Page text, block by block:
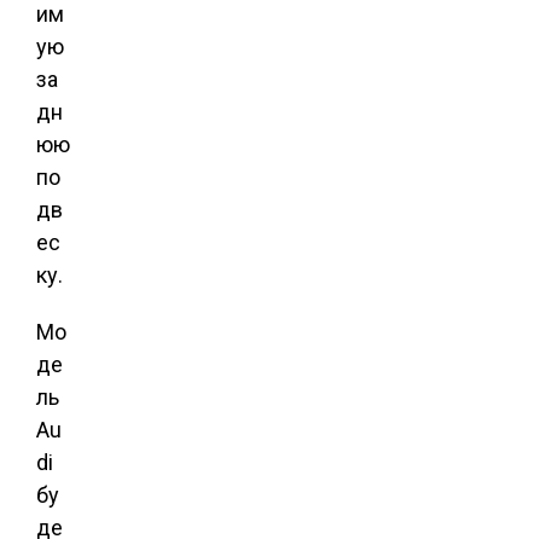
им
ую
за
дн
юю
по
дв
ес
ку.
Мо
де
ль
Au
di
бу
де